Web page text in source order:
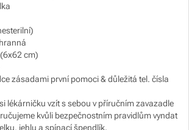
cm)
zásadami první pomoci & důležitá tel. čísla
lékárničku vzít s sebou v příručním zavazadle
kvůli bezpečnostním pravidlům vyndat
jehlu a spínací špendlík.